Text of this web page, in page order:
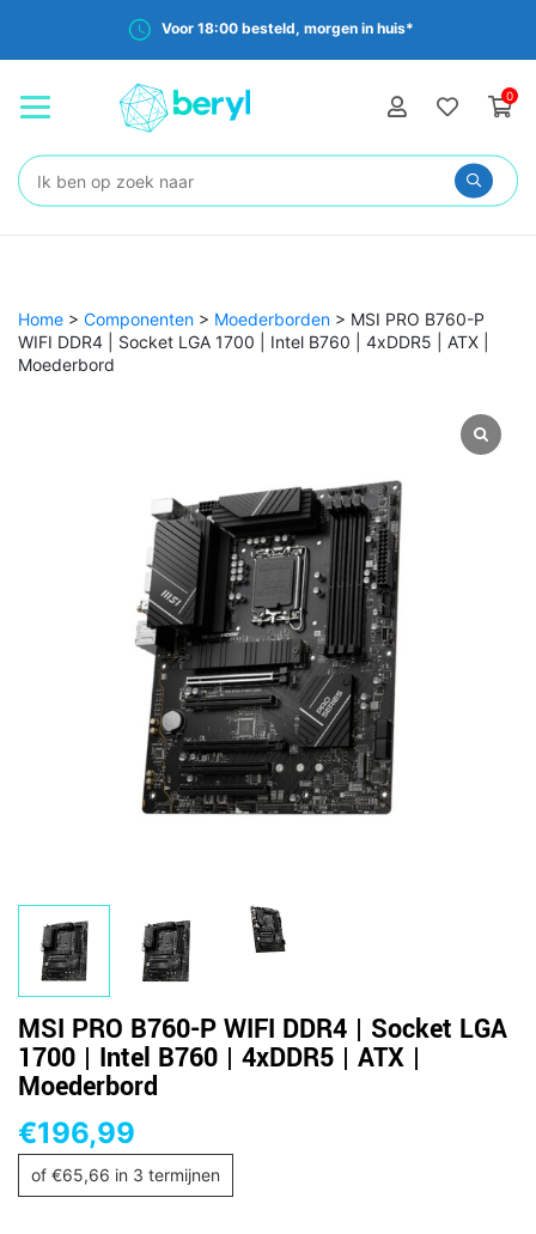
Voor 18:00 besteld, morgen in huis*
0
Zoeken:
Home > Componenten > Moederborden > MSI PRO B760-P
WIFI DDR4 | Socket LGA 1700 | Intel B760 | 4xDDR5 | ATX |
Moederbord
MSI PRO B760-P WIFI DDR4 | Socket LGA
1700 | Intel B760 | 4xDDR5 | ATX |
Moederbord
€196,99
of €65,66 in 3 termijnen